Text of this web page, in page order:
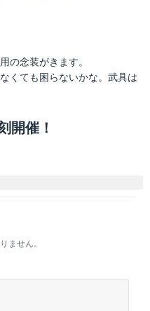
の念装がきます。
くても困らないかな。武具は
開催！
ません。